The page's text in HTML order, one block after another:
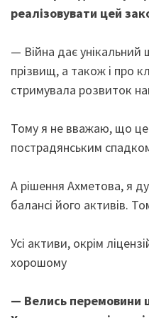
реалізовувати цей
— Війна дає унікальний
прізвищ, а також і про
стримувала розвиток
Тому я не вважаю, що
пострадянським
А рішення Ахметова, я
балансі його активів.
Усі активи, окрім
хорошому
— Велись перемовини